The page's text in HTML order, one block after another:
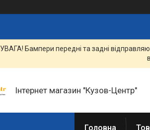
УВАГА! Бампери передні та задні
Інтернет магазин "Кузов-Центр"
Головна